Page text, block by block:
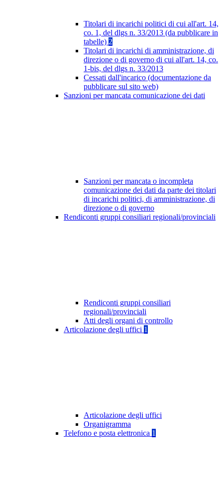
Titolari di incarichi politici di cui all'art. 14,
co. 1, del dlgs n. 33/2013 (da pubblicare in
tabelle) 2
Titolari di incarichi di amministrazione, di
direzione o di governo di cui all'art. 14, co.
1-bis, del dlgs n. 33/2013
Cessati dall'incarico (documentazione da
pubblicare sul sito web)
Sanzioni per mancata comunicazione dei dati
Sanzioni per mancata o incompleta
comunicazione dei dati da parte dei titolari
di incarichi politici, di amministrazione, di
direzione o di governo
Rendiconti gruppi consiliari regionali/provinciali
Rendiconti gruppi consiliari
regionali/provinciali
Atti degli organi di controllo
Articolazione degli uffici 1
Articolazione degli uffici
Organigramma
Telefono e posta elettronica 1